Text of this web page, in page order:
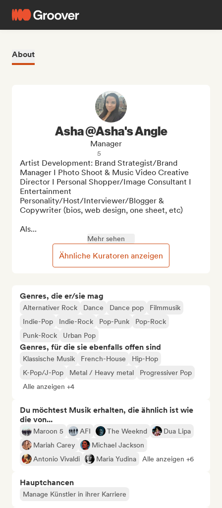
About
Genres, die er/sie mag
Alternativer Rock Dance Dance pop
Filmmusik
Indie-Pop
Indie-Rock Pop-Punk
Pop-Rock
Punk-Rock
Urban Pop
Genres, für die sie ebenfalls offen sind
Klassische Musik French-House
Hip-Hop
K-Pop/J-Pop
Metal / Heavy metal
Progressiver Pop
Alle anzeigen +4
Du möchtest Musik erhalten, die ähnlich ist wie
die von...
Maroon 5 AFI The Weeknd
Dua Lipa
Mariah Carey
Michael Jackson
Antonio Vivaldi
Maria Yudina Alle anzeigen +6
Hauptchancen
Manage Künstler in ihrer Karriere
Asha @Asha's Angle
Manager
5
Artist Development: Brand Strategist/Brand
Manager I Photo Shoot & Music Video Creative
Director I Personal Shopper/Image Consultant I
Entertainment
Personality/Host/Interviewer/Blogger &
Copywriter (bios, web design, one sheet, etc)
Als...
Mehr sehen
Ähnliche Kuratoren anzeigen